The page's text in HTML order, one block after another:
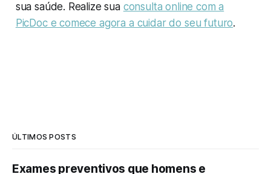
sua saúde. Realize sua consulta online com a
PicDoc e comece agora a cuidar do seu futuro.
ÚLTIMOS POSTS
Exames preventivos que homens e